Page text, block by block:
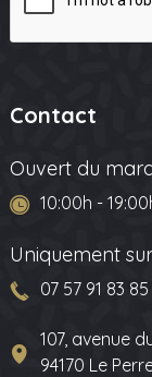
Contact
Ouvert du
10:00h -
Uniquement
07 57 91 83 85
107, avenue
94170 Le